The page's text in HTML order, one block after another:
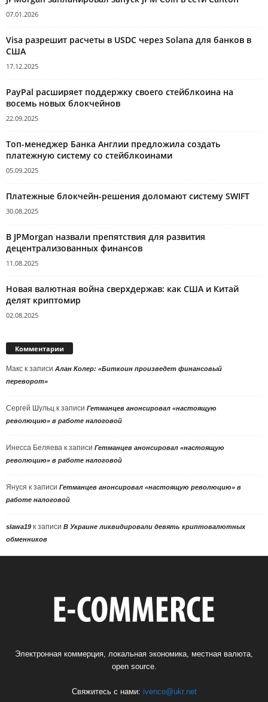
07.01.2026
Visa разрешит расчеты в USDC через Solana для банков в
США
17.12.2025
PayPal расширяет поддержку своего стейблкоина на
восемь новых блокчейнов
22.09.2025
Топ-менеджер Банка Англии предложила создать
платежную систему со стейблкоинами
05.09.2025
Платежные блокчейн-решения доломают систему SWIFT
30.08.2025
В JPMorgan назвали препятствия для развития
децентрализованных финансов
11.08.2025
Новая валютная война сверхдержав: как США и Китай
делят криптомир
02.08.2025
Комментарии
Макс к записи Алан Колер: «Биткоин произведет финансовый
переворот»
Сергей Шульц к записи Гетманцев анонсировал «настоящую
революцию» в работе налоговой
Инесса Беляева к записи Гетманцев анонсировал «настоящую
революцию» в работе налоговой
Януся к записи Гетманцев анонсировал «настоящую революцию» в
работе налоговой
slawa19 к записи В Украине ликвидировали девять криптовалютных
обменников
Электронная коммерция, локальная экономика, местная валюта,
open source.
Свяжитесь с нами: ivenco@ukr.net